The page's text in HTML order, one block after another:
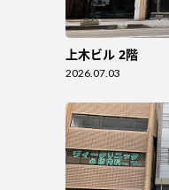
上木ビル 2階
2026.07.03